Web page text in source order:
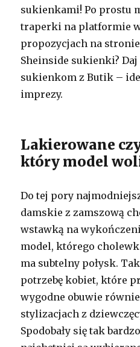
sukienkami! Po prostu
traperki na platformie
propozycjach na
Sheinside sukienki? Daj
sukienkom z Butik –
imprezy.
Lakierowane
który model
Do tej pory
damskie z zamszową
wstawką na
model, którego
ma subtelny połysk.
potrzebę kobiet, które
wygodne obuwie
stylizacjach z
Spodobały się tak